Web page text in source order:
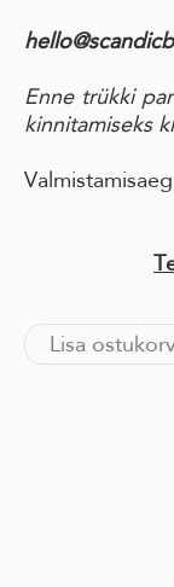
Enne trükki
kinnitamiseks
Lisa